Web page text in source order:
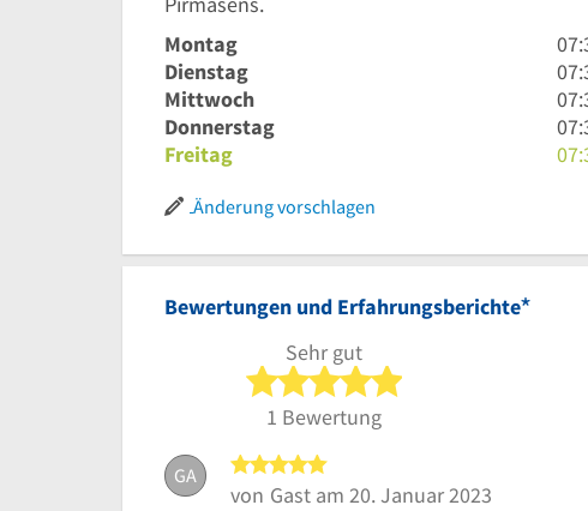
Montag
7
Uhr
30
bis
17
Dienstag
7
Uhr
30
bis
Mittwoch
7
Uhr
30
Donnerstag
7
Uhr
Uhr
Freitag
7
16
Änderung vorschlagen
Bewertungen und Erfahrungsberichte*
Sehr gut
5 von 5 Sternen
1 Bewertung
GA
von Gast am 20. Januar 2023